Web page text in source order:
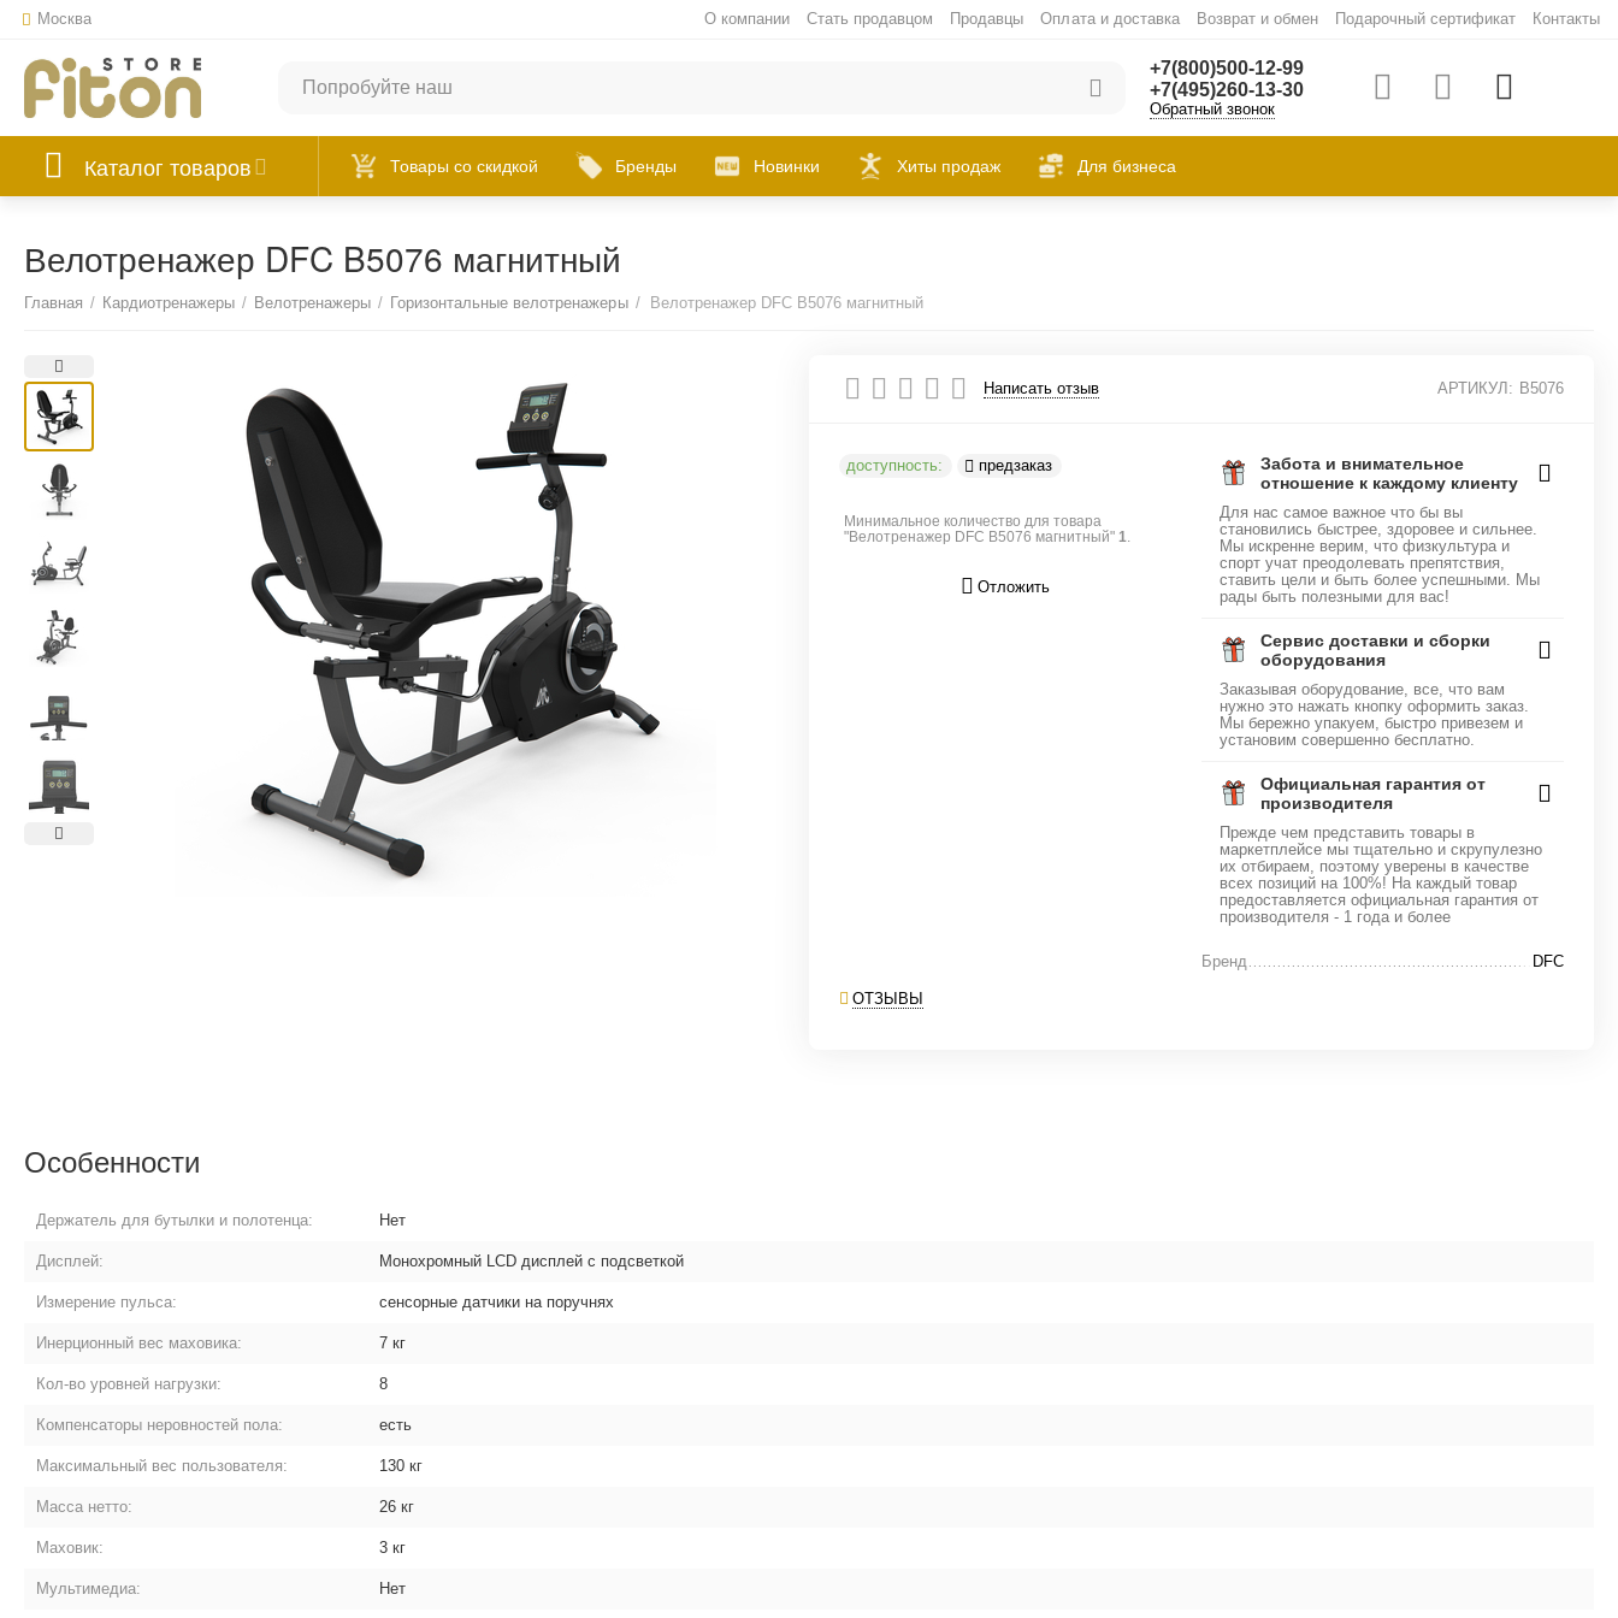
Москва О компании Стать продавцом Продавцы Оплата и доставка Возврат и обмен Подарочный сертификат Контакты
+7(800)500-12-99
+7(495)260-13-30
Обратный звонок
Каталог товаров Товары со скидкой Бренды Новинки Хиты продаж Для бизнеса
Велотренажер DFC B5076 магнитный
Главная / Кардиотренажеры / Велотренажеры / Горизонтальные велотренажеры / Велотренажер DFC B5076 магнитный
Написать отзыв АРТИКУЛ: B5076
доступность: предзаказ
Минимальное количество для товара
"Велотренажер DFC B5076 магнитный"1.
Отложить
Забота и внимательное
отношение к каждому клиенту
Для нас самое важное что бы вы
становились быстрее, здоровее и сильнее.
Мы искренне верим, что физкультура и
спорт учат преодолевать препятствия,
ставить цели и быть более успешными. Мы
рады быть полезными для вас!
Сервис доставки и сборки
оборудования
Заказывая оборудование, все, что вам
нужно это нажать кнопку оформить заказ.
Мы бережно упакуем, быстро привезем и
установим совершенно бесплатно.
Официальная гарантия от
производителя
Прежде чем представить товары в
маркетплейсе мы тщательно и скрупулезно
их отбираем, поэтому уверены в качестве
всех позиций на 100%! На каждый товар
предоставляется официальная гарантия от
производителя - 1 года и более
Бренд DFC
ОТЗЫВЫ
Особенности
Держатель для бутылки и полотенца: Нет
Дисплей: Монохромный LCD дисплей с подсветкой
Измерение пульса: сенсорные датчики на поручнях
Инерционный вес маховика: 7 кг
Кол-во уровней нагрузки: 8
Компенсаторы неровностей пола: есть
Максимальный вес пользователя: 130 кг
Масса нетто: 26 кг
Маховик: 3 кг
Мультимедиа: Нет